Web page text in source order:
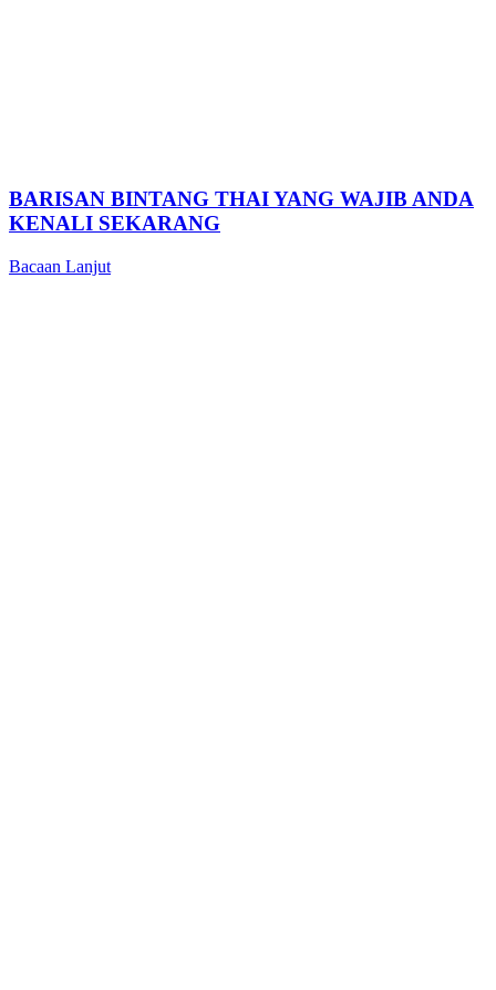
BARISAN BINTANG THAI YANG WAJIB ANDA
KENALI SEKARANG
Bacaan Lanjut